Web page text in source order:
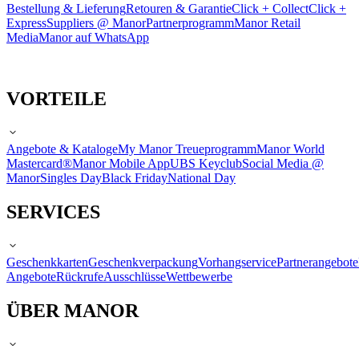
Bestellung & LieferungRetouren & GarantieClick + CollectClick +
ExpressSuppliers @ ManorPartnerprogrammManor Retail
MediaManor auf WhatsApp
VORTEILE
Angebote & KatalogeMy Manor TreueprogrammManor World
Mastercard®Manor Mobile AppUBS KeyclubSocial Media @
ManorSingles DayBlack FridayNational Day
SERVICES
GeschenkkartenGeschenkverpackungVorhangservicePartnerangebote
AngeboteRückrufeAusschlüsseWettbewerbe
ÜBER MANOR